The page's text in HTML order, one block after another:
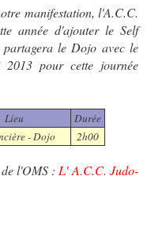
manifestation, l'A.C.C.
année d'ajouter le Self
partagera le Dojo avec le
pour cette journée
Lieu
Durée
- Dojo 2h00
l'OMS : L' A.C.C. Judo-